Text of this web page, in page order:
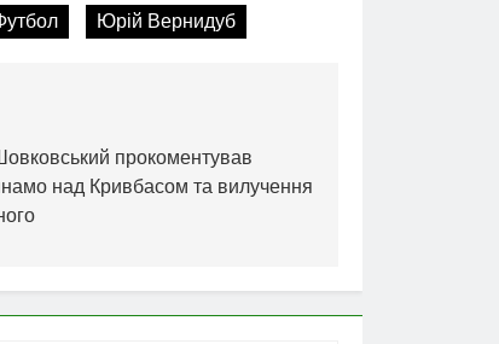
Юрій Вернидуб
прокоментував
над Кривбасом та вилучення